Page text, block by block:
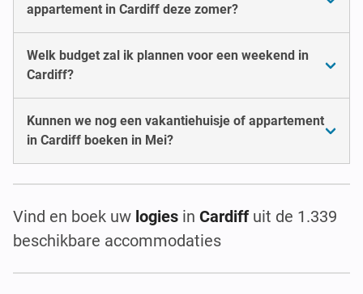
appartement in Cardiff deze zomer?
Welk budget zal ik plannen voor een weekend in
Cardiff?
Kunnen we nog een vakantiehuisje of appartement
in Cardiff boeken in Mei?
Vind en boek uw logies in Cardiffuit de 1.339
beschikbare accommodaties